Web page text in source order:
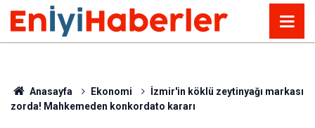
Anasayfa Ekonomi
İzmir'in köklü zeytinyağı markası
zorda! Mahkemeden konkordato kararı